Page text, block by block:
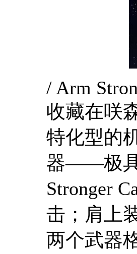
/ Arm
收藏在咲
特化型的
器——极具
Stronger
击；肩上
两个武器